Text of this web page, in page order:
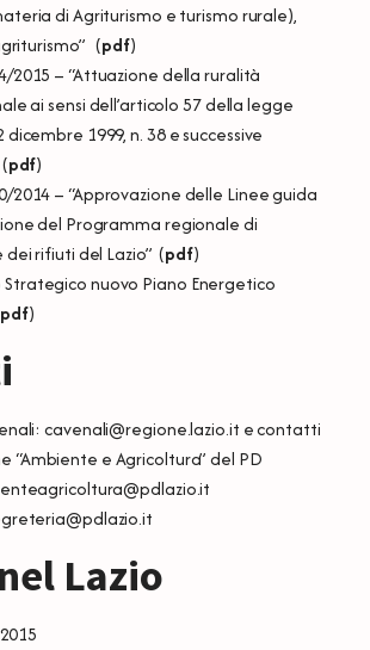
di Agriturismo e turismo rurale),
(pdf)
2015 – “Attuazione della ruralità
ai sensi dell’articolo 57 della legge
1999, n. 38 e successive
pdf)
2014 – “Approvazione delle Linee guida
del Programma regionale di
rifiuti del Lazio” (pdf)
nuovo Piano Energetico
pdf)
cavenali@regione.lazio.it econtatti
“Ambiente e Agricoltura” del PD
Lazio